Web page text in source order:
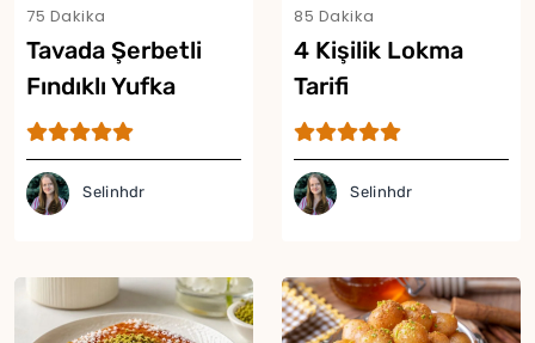
75 Dakika
Tavada Şerbetli
Fındıklı Yufka
Tatlısı Tarifi
Selinhdr
85 Dakika
4 Kişilik Lokma
Tarifi
Selinhdr